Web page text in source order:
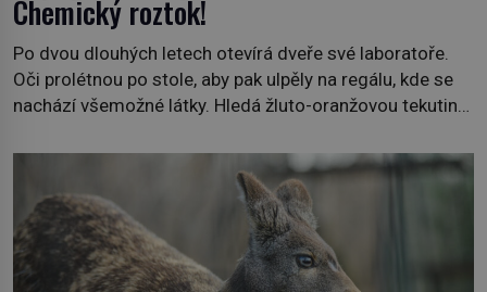
Chemický roztok!
Po dvou dlouhých letech otevírá dveře své laboratoře.
Oči prolétnou po stole, aby pak ulpěly na regálu, kde se
nachází všemožné látky. Hledá žluto-oranžovou tekutinu,
plán dokončit. Pod termínem aqua regia se skrývá
směs s názvem lučavka královská. Svůj přídomek nemá
pro nic za nic, […]